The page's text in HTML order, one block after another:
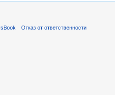
Отказ от ответственности